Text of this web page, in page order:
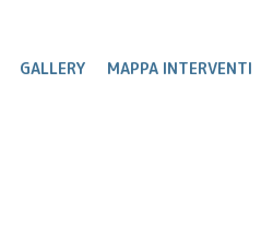
GALLERY MAPPA INTERVENTI